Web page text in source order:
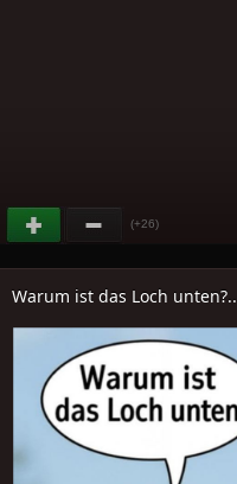
(+26)
Warum ist das Loch unten?..